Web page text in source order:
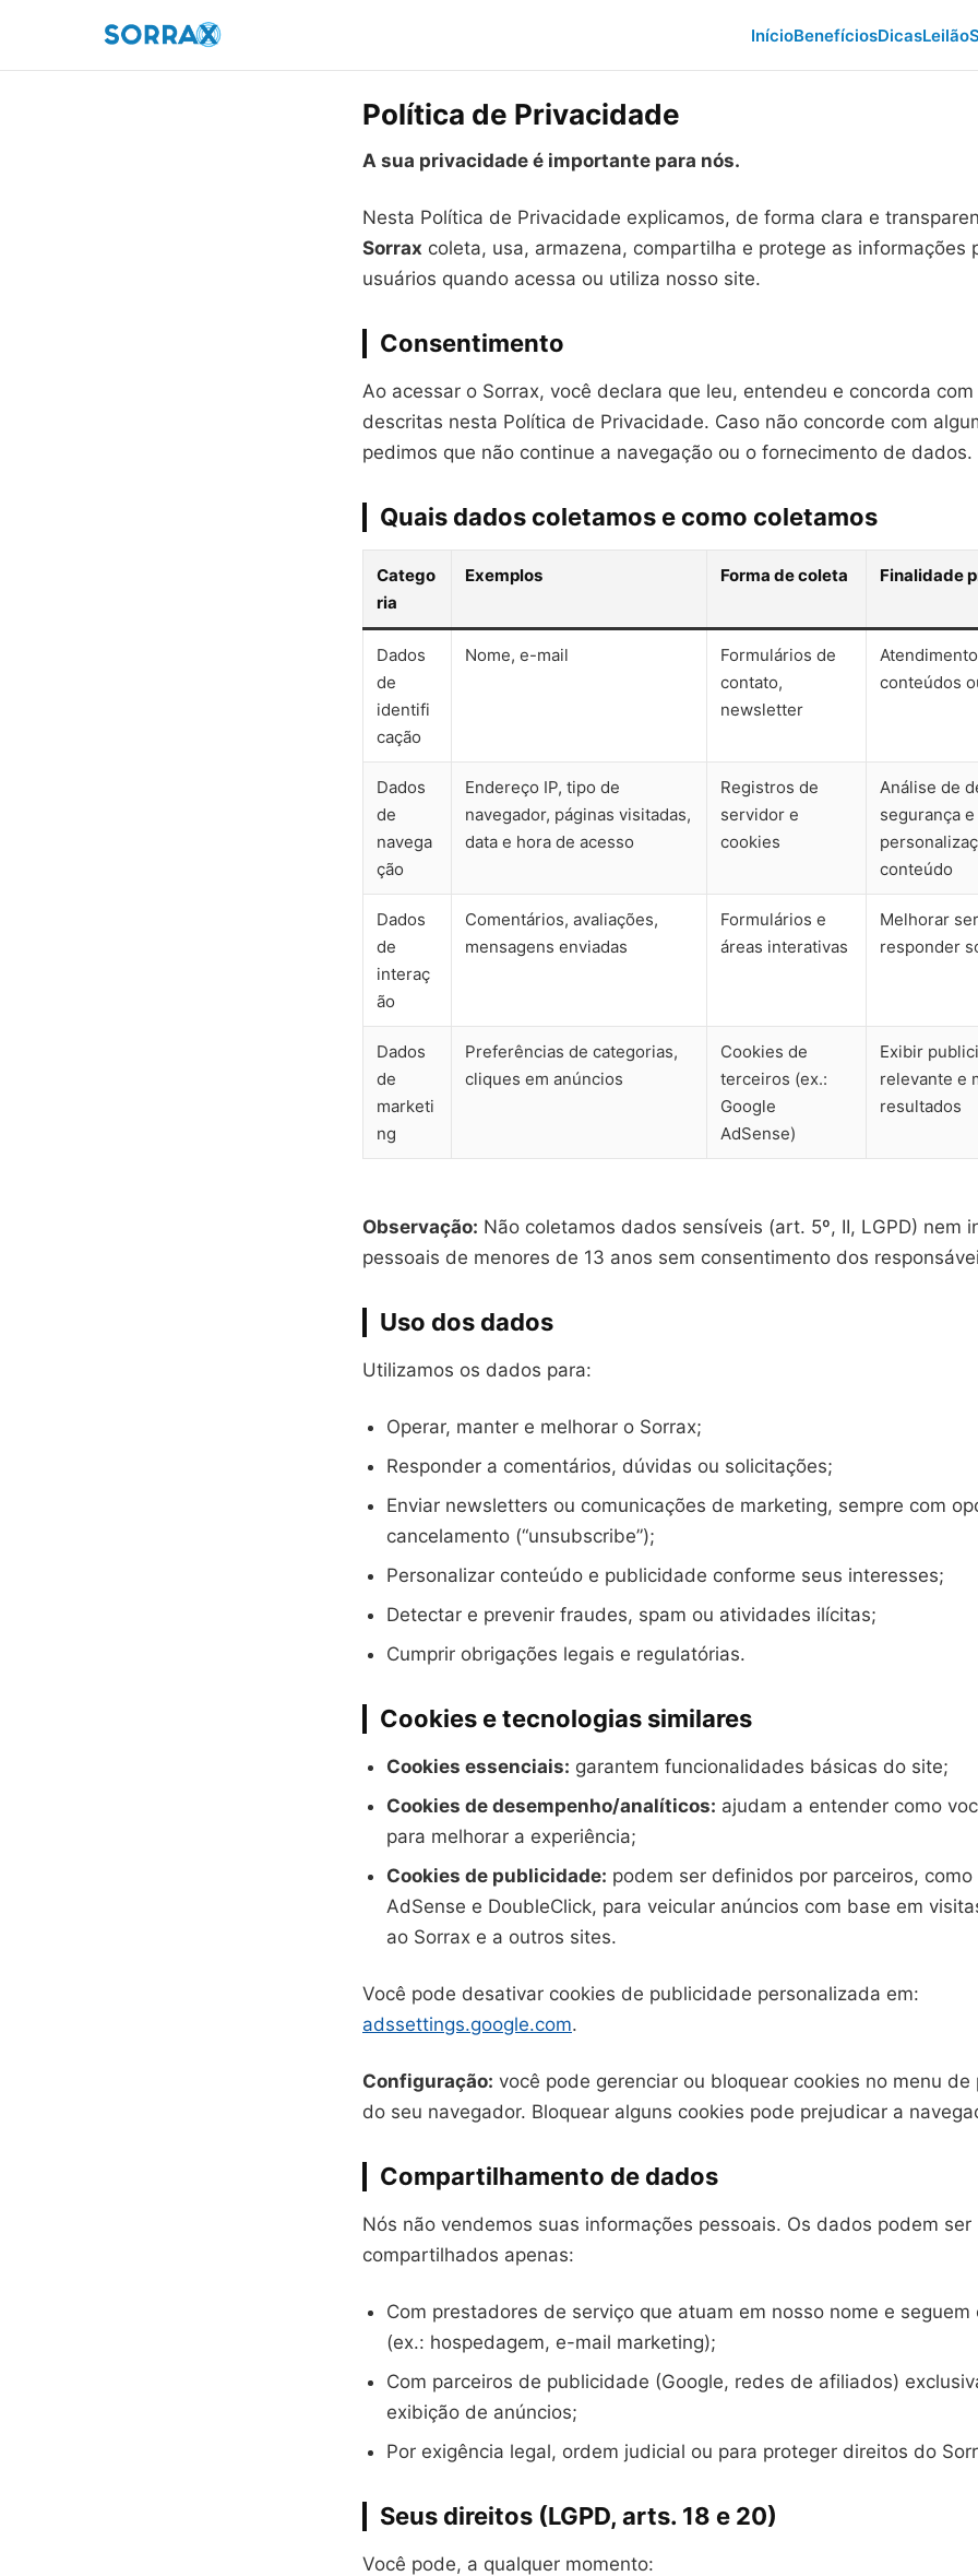
InícioBenefíciosDicasLeilão
Política de Privacidade
A sua privacidade é importante para nós.
Nesta Política de Privacidade explicamos, de forma clara e
Sorrax coleta, usa, armazena, compartilha e protege as informações
usuários quando acessa ou utiliza nosso site.
Consentimento
Ao acessar o Sorrax, você declara que leu, entendeu e concorda
descritas nesta Política de Privacidade. Caso não concorde com
pedimos que não continue a navegação ou o fornecimento de dados.
Quais dados coletamos e como coletamos
Catego
ria
Exemplos Forma de coleta Finalidade
Dados
de
identifi
cação
Nome, e-mail
Formulários de
contato,
newsletter
conteúdos
Dados
de
navega
ção
Endereço IP, tipo de
navegador, páginas visitadas,
data e hora de acesso
Registros de
servidor e
cookies
Análise de
segurança e
conteúdo
Dados
de
interaç
ão
Comentários, avaliações,
mensagens enviadas
Formulários e
áreas interativas
Melhorar
responder
Dados
de
marketi
ng
Preferências de categorias,
cliques em anúncios
Cookies de
terceiros (ex.:
Google
AdSense)
Exibir
relevante e
resultados
Observação: Não coletamos dados sensíveis (art. 5º, II, LGPD) nem
pessoais de menores de 13 anos sem consentimento dos
Uso dos dados
Utilizamos os dados para:
Operar, manter e melhorar o Sorrax;
Responder a comentários, dúvidas ou solicitações;
Enviar newsletters ou comunicações de marketing, sempre com
cancelamento (“unsubscribe”);
Personalizar conteúdo e publicidade conforme seus interesses;
Detectar e prevenir fraudes, spam ou atividades ilícitas;
Cumprir obrigações legais e regulatórias.
Cookies e tecnologias similares
Cookies essenciais: garantem funcionalidades básicas do site;
Cookies de desempenho/analíticos: ajudam a entender como
para melhorar a experiência;
Cookies de publicidade: podem ser definidos por parceiros, como
AdSense e DoubleClick, para veicular anúncios com base em
ao Sorrax e a outros sites.
Você pode desativar cookies de publicidade personalizada em:
adssettings.google.com.
Configuração: você pode gerenciar ou bloquear cookies no menu de
do seu navegador. Bloquear alguns cookies pode prejudicar a
Compartilhamento de dados
Nós não vendemos suas informações pessoais. Os dados podem ser
compartilhados apenas:
Com prestadores de serviço que atuam em nosso nome e seguem
(ex.: hospedagem, e-mail marketing);
Com parceiros de publicidade (Google, redes de afiliados)
exibição de anúncios;
Por exigência legal, ordem judicial ou para proteger direitos do
Seus direitos (LGPD, arts. 18 e 20)
Você pode, a qualquer momento: